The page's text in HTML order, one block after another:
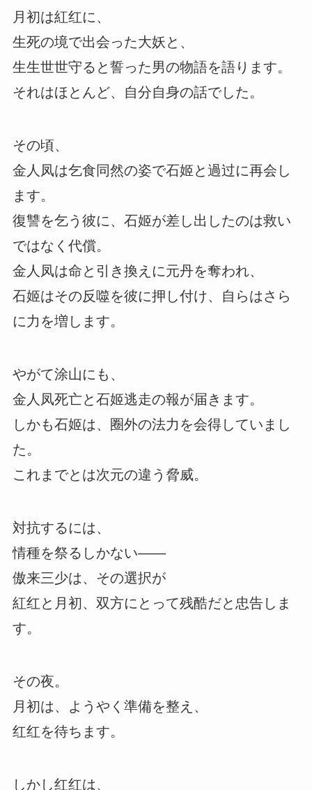
月初は紅红に、
生死の境で出会った大妖と、
生生世世守ると誓った男の物語を語ります。
それはほとんど、自分自身の話でした。
その頃、
金人凤は乞食同然の姿で石姬と過过に再会し
ます。
復讐を乞う彼に、石姬が差し出したのは救い
ではなく代償。
金人凤は命と引き換えに元丹を奪われ、
石姬はその反噬を彼に押し付け、自らはさら
に力を増します。
やがて涂山にも、
金人凤死亡と石姬逃走の報が届きます。
しかも石姬は、圈外の法力を会得していまし
た。
これまでとは次元の違う脅威。
対抗するには、
情種を祭るしかない――
傲来三少は、その選択が
紅红と月初、双方にとって残酷だと忠告しま
す。
その夜。
月初は、ようやく準備を整え、
红红を待ちます。
しかし红红は、